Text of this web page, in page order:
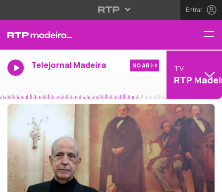
Entrar
Telejornal Madeira NO AR TV
RTP